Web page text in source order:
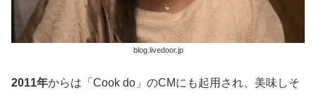
blog.livedoor.jp
2011年からは「Cook do」のCMにも起用され、美味しそ